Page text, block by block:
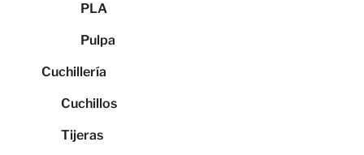
PLA
Pulpa
Cuchillería
Cuchillos
Tijeras